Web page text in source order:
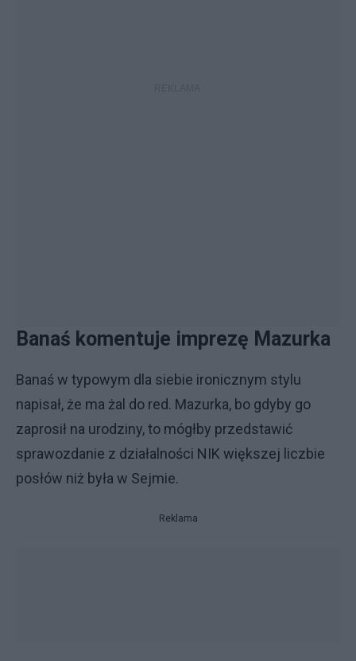
Banaś komentuje imprezę Mazurka
Banaś w typowym dla siebie ironicznym stylu
napisał, że ma żal do red. Mazurka, bo gdyby go
zaprosił na urodziny, to mógłby przedstawić
sprawozdanie z działalności NIK większej liczbie
posłów niż była w Sejmie.
Reklama